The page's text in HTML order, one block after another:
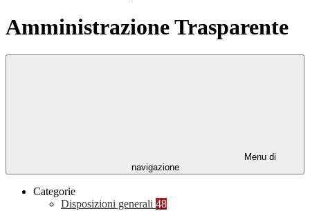
Amministrazione Trasparente
Menu di
navigazione
Categorie
Disposizioni generali 48